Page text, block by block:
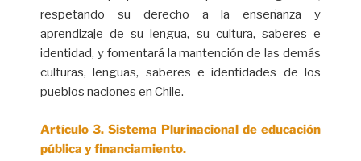
respetando su derecho a la enseñanza y
aprendizaje de su lengua, su cultura, saberes e
identidad, y fomentará la mantención de las demás
culturas, lenguas, saberes e identidades de los
pueblos naciones en Chile.
Artículo 3. Sistema Plurinacional de educación
pública y financiamiento.